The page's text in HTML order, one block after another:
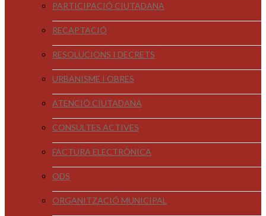
PARTICIPACIÓ CIUTADANA
RECAPTACIÓ
RESOLUCIONS I DECRETS
URBANISME I OBRES
ATENCIÓ CIUTADANA
CONSULTES ACTIVES
FACTURA ELECTRÒNICA
ODS
ORGANITZACIÓ MUNICIPAL